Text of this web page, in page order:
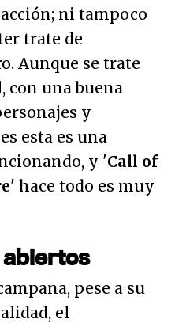
ni tampoco
trate de
Aunque se trate
con una buena
y
esta es una
y 'Call of
' hace todo es muy
pese a su
el